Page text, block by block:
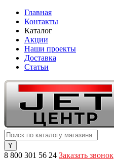
Главная
Контакты
Каталог
Акции
Наши проекты
Доставка
Статьи
8 800 301 56 24 Заказать звонок